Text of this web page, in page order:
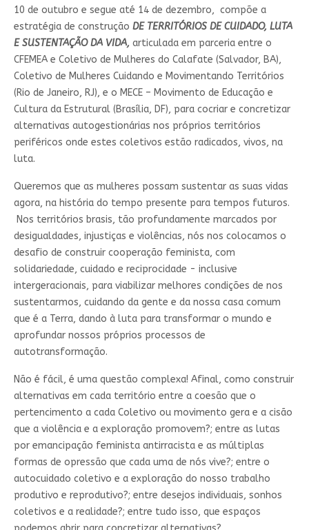
10 de outubro e segue até 14 de dezembro, compõe a
estratégia de construção DE TERRITÓRIOS DE CUIDADO, LUTA
E SUSTENTAÇÃO DA VIDA, articulada em parceria entre o
CFEMEA e Coletivo de Mulheres do Calafate (Salvador, BA),
Coletivo de Mulheres Cuidando e Movimentando Territórios
(Rio de Janeiro, RJ), e o MECE – Movimento de Educação e
Cultura da Estrutural (Brasília, DF), para cocriar e concretizar
alternativas autogestionárias nos próprios territórios
periféricos onde estes coletivos estão radicados, vivos, na
luta.
Queremos que as mulheres possam sustentar as suas vidas
agora, na história do tempo presente para tempos futuros.
Nos territórios brasis, tão profundamente marcados por
desigualdades, injustiças e violências, nós nos colocamos o
desafio de construir cooperação feminista, com
solidariedade, cuidado e reciprocidade - inclusive
intergeracionais, para viabilizar melhores condições de nos
sustentarmos, cuidando da gente e da nossa casa comum
que é a Terra, dando à luta para transformar o mundo e
aprofundar nossos próprios processos de
autotransformação.
Não é fácil, é uma questão complexa! Afinal, como construir
alternativas em cada território entre a coesão que o
pertencimento a cada Coletivo ou movimento gera e a cisão
que a violência e a exploração promovem?; entre as lutas
por emancipação feminista antirracista e as múltiplas
formas de opressão que cada uma de nós vive?; entre o
autocuidado coletivo e a exploração do nosso trabalho
produtivo e reprodutivo?; entre desejos individuais, sonhos
coletivos e a realidade?; entre tudo isso, que espaços